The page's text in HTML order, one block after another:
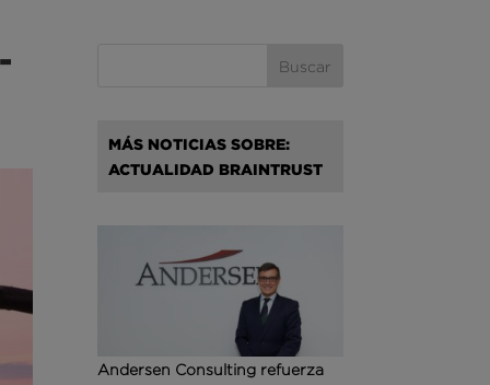
MÁS NOTICIAS SOBRE:
ACTUALIDAD BRAINTRUST
Andersen Consulting refuerza